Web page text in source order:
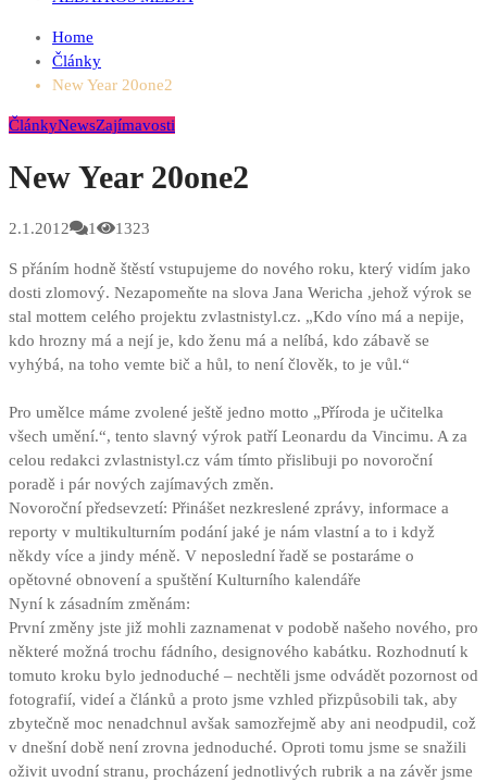
Home
Články
New Year 20one2
ČlánkyNewsZajímavosti
New Year 20one2
2.1.2012 1 1323
S přáním hodně štěstí vstupujeme do nového roku, který vidím jako
dosti zlomový. Nezapomeňte na slova Jana Wericha ,jehož výrok se
stal mottem celého projektu zvlastnistyl.cz. „Kdo víno má a nepije,
kdo hrozny má a nejí je, kdo ženu má a nelíbá, kdo zábavě se
vyhýbá, na toho vemte bič a hůl, to není člověk, to je vůl.“
Pro umělce máme zvolené ještě jedno motto „Příroda je učitelka
všech umění.“, tento slavný výrok patří Leonardu da Vincimu. A za
celou redakci zvlastnistyl.cz vám tímto přislibuji po novoroční
poradě i pár nových zajímavých změn.
Novoroční předsevzetí: Přinášet nezkreslené zprávy, informace a
reporty v multikulturním podání jaké je nám vlastní a to i když
někdy více a jindy méně. V neposlední řadě se postaráme o
opětovné obnovení a spuštění Kulturního kalendáře
Nyní k zásadním změnám:
První změny jste již mohli zaznamenat v podobě našeho nového, pro
některé možná trochu fádního, designového kabátku. Rozhodnutí k
tomuto kroku bylo jednoduché – nechtěli jsme odvádět pozornost od
fotografií, videí a článků a proto jsme vzhled přizpůsobili tak, aby
zbytečně moc nenadchnul avšak samozřejmě aby ani neodpudil, což
v dnešní době není zrovna jednoduché. Oproti tomu jsme se snažili
oživit uvodní stranu, procházení jednotlivých rubrik a na závěr jsme